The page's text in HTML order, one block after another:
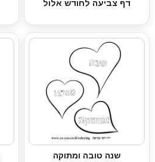
דף צביעה לחודש אלול
שנה טובה ומתוקה